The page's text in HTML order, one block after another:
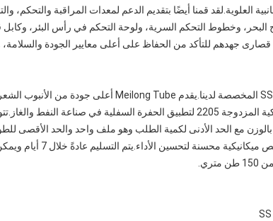
العلوية.لقد قمنا أيضًا بتقديم الدعم لمعدات المراقبة
وخطوط التحكم السرية، ولوحة التحكم في رأس البئر، وكابل
قصارى جهدهم للتأكد من الحفاظ على أعلى معايير الجودة